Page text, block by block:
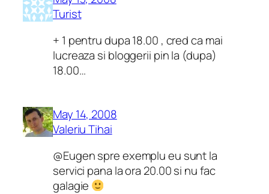
Turist
+ 1 pentru dupa 18.00 , cred ca mai
lucreaza si bloggerii pin la (dupa)
18.00…
May 14, 2008
Valeriu Tihai
@Eugen spre exemplu eu sunt la
servici pana la ora 20.00 si nu fac
galagie